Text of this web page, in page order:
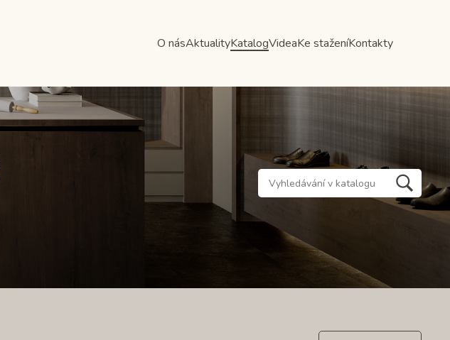
O násAktualityKatalogVideaKe staženíKontakty